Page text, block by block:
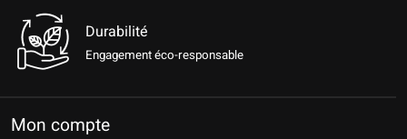
Durabilité
Engagement éco-responsable
Mon compte